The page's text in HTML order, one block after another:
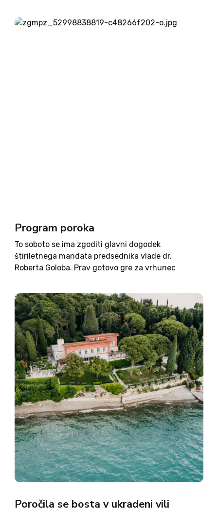
večinoma imeli politiko, ki je razumela nacionalni
interes kot svoj strankarski...
Program poroka
To soboto se ima zgoditi glavni dogodek
štiriletnega mandata predsednika vlade dr.
Roberta Goloba. Prav gotovo gre za vrhunec
informacijah, ki krožijo v javnosti, postal Robert
Golob Gaber. Poročil se bo s...
Poročila se bosta v ukradeni vili